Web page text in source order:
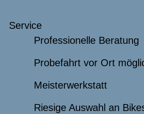
Service
Professionelle Beratung
Probefahrt vor Ort
Meisterwerkstatt
Riesige Auswahl an